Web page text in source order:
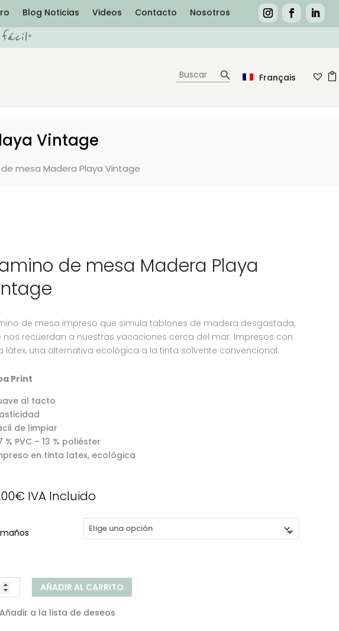
Blog Noticias Videos Contacto Nosotros
”
Français
Buscar:
Vintage
mesa Madera Playa Vintage
de mesa Madera Playa
de mesa impreso que simula tablones de madera desgastada,
nos recuerdan a nuestras vacaciones cerca del mar. Impresos con
látex, una alternativa ecológica a la tinta solvente convencional.
Print
al tacto
de limpiar
% PVC – 13 % poliéster
en tinta latex, ecológica
€ IVA Incluido
AÑADIR AL CARRITO
Añadir a la lista de deseos